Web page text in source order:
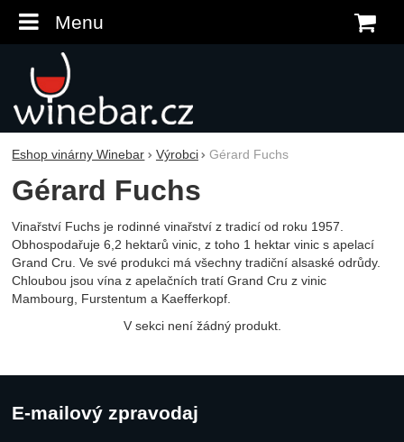
Menu
Eshop vinárny Winebar Výrobci Gérard Fuchs
Gérard Fuchs
Vinařství Fuchs je rodinné vinařství z tradicí od roku 1957.
Obhospodařuje 6,2 hektarů vinic, z toho 1 hektar vinic s apelací
Grand Cru. Ve své produkci má všechny tradiční alsaské odrůdy.
Chloubou jsou vína z apelačních tratí Grand Cru z vinic
Mambourg, Furstentum a Kaefferkopf.
V sekci není žádný produkt.
E-mailový zpravodaj